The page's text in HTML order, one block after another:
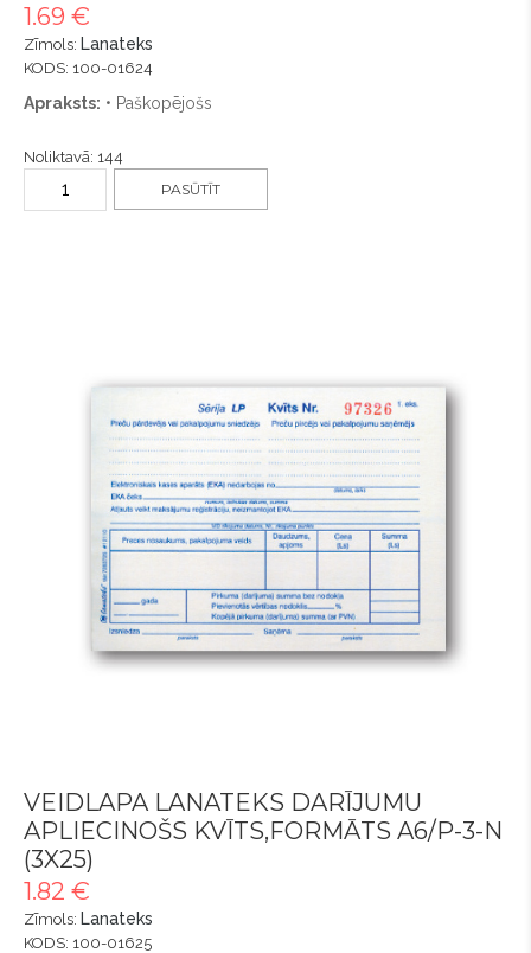
1.69 €
Zīmols: Lanateks
KODS: 100-01624
Apraksts: • Paškopējošs
Noliktavā: 144
PASŪTĪT
VEIDLAPA LANATEKS DARĪJUMU
APLIECINOŠS KVĪTS,FORMĀTS A6/P-3-N
(3X25)
1.82 €
Zīmols: Lanateks
KODS: 100-01625